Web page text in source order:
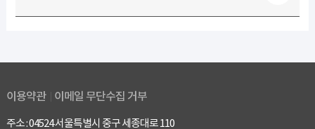
이용약관 이메일 무단수집 거부
주소 : 04524 서울특별시 중구 세종대로 110